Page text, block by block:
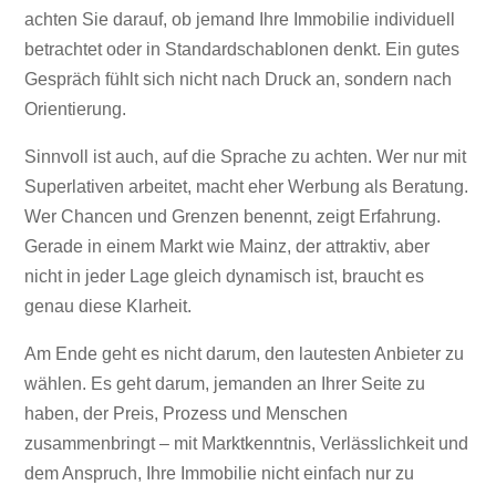
achten Sie darauf, ob jemand Ihre Immobilie individuell
betrachtet oder in Standardschablonen denkt. Ein gutes
Gespräch fühlt sich nicht nach Druck an, sondern nach
Orientierung.
Sinnvoll ist auch, auf die Sprache zu achten. Wer nur mit
Superlativen arbeitet, macht eher Werbung als Beratung.
Wer Chancen und Grenzen benennt, zeigt Erfahrung.
Gerade in einem Markt wie Mainz, der attraktiv, aber
nicht in jeder Lage gleich dynamisch ist, braucht es
genau diese Klarheit.
Am Ende geht es nicht darum, den lautesten Anbieter zu
wählen. Es geht darum, jemanden an Ihrer Seite zu
haben, der Preis, Prozess und Menschen
zusammenbringt – mit Marktkenntnis, Verlässlichkeit und
dem Anspruch, Ihre Immobilie nicht einfach nur zu